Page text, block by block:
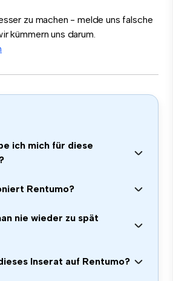
zu machen - melde uns falsche
kümmern uns darum.
ich mich für diese
Rentumo?
nie wieder zu spät
Inserat auf Rentumo?